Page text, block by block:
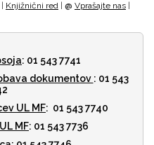
Knjižnični red @ Vprašajte nas
: 01 543 7741
dokumentov : 01 543
UL MF: 01 543 7740
MF: 01 543 7736